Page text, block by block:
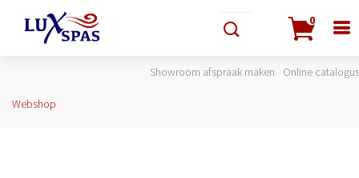
0
Showroom afspraak maken Online catalogus
Webshop